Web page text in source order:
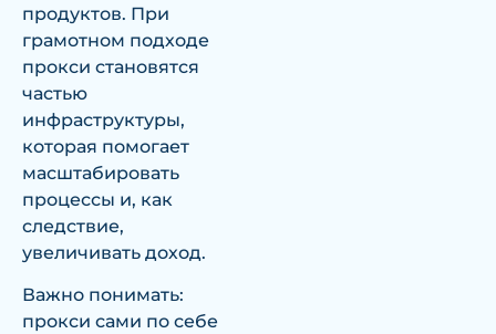
продуктов. При
грамотном подходе
прокси становятся
частью
инфраструктуры,
которая помогает
масштабировать
процессы и, как
следствие,
увеличивать доход.
Важно понимать:
прокси сами по себе